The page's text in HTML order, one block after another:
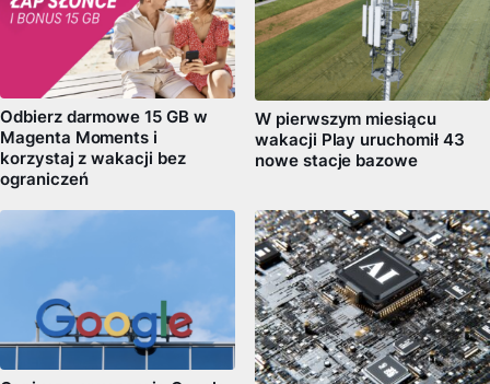
Odbierz darmowe 15 GB w
Magenta Moments i
korzystaj z wakacji bez
ograniczeń
W pierwszym miesiącu
wakacji Play uruchomił 43
nowe stacje bazowe